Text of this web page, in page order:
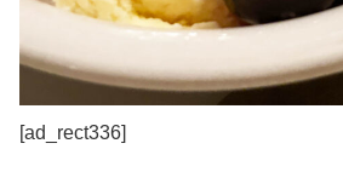
[ad_rect336]